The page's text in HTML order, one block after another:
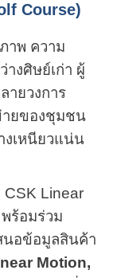
Course)
าพ ความ
งศิษย์เก่า ผู้
ายวงการ
ายของชุมชน
งเหนียวแน่น
Linear
ร้อมร่วม
นอข้อมูลสินค้า
Motion,